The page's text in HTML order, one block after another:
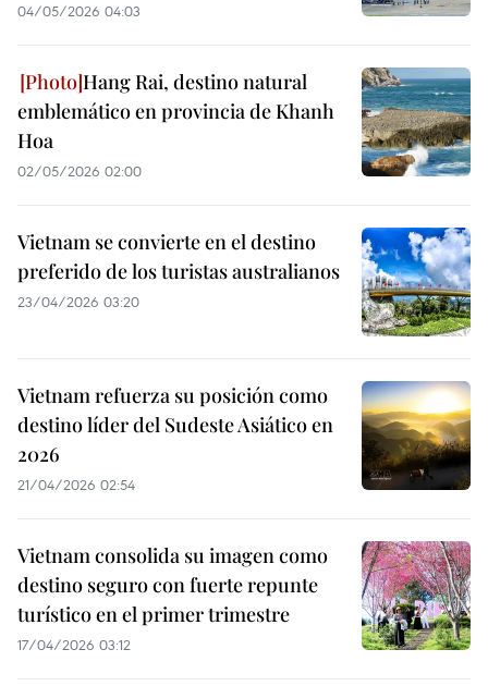
04/05/2026 04:03
Hang Rai, destino natural
emblemático en provincia de Khanh
Hoa
02/05/2026 02:00
Vietnam se convierte en el destino
preferido de los turistas australianos
23/04/2026 03:20
Vietnam refuerza su posición como
destino líder del Sudeste Asiático en
2026
21/04/2026 02:54
Vietnam consolida su imagen como
destino seguro con fuerte repunte
turístico en el primer trimestre
17/04/2026 03:12